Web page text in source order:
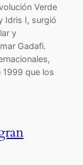
Verde
Idris I, surgió
y
Gadafi.
1999 que los